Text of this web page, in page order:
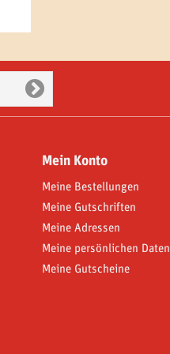
Mein Konto
Meine Bestellungen
Meine Gutschriften
Meine Adressen
Meine persönlichen Daten
Meine Gutscheine